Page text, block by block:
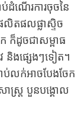
ដំណើរការចុចនៃ
ផលិតផលផ្លាស្ទិច
ក ក៏ដូចជាសម្ពាធ
និងផ្សេងៗទៀត។
ប់លក់អាចបែងចែក
ាស្ត្រ បួនបង្គោល